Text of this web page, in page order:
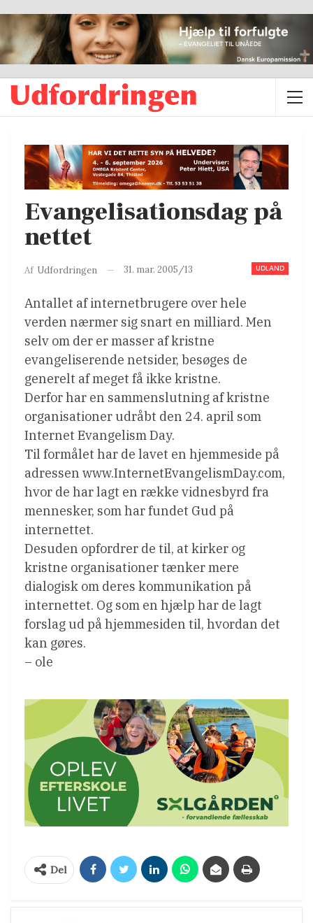
Evangelisationsdag på
nettet
UDLAND
Af Udfordringen 31. mar. 2005/13
Antallet af internetbrugere over hele
verden nærmer sig snart en milliard. Men
selv om der er masser af kristne
evangeliserende netsider, besøges de
generelt af meget få ikke kristne.
Derfor har en sammenslutning af kristne
organisationer udråbt den 24. april som
Internet Evangelism Day.
Til formålet har de lavet en hjemmeside på
adressen www.InternetEvangelismDay.com,
hvor de har lagt en række vidnesbyrd fra
mennesker, som har fundet Gud på
internettet.
Desuden opfordrer de til, at kirker og
kristne organisationer tænker mere
dialogisk om deres kommunikation på
internettet. Og som en hjælp har de lagt
forslag ud på hjemmesiden til, hvordan det
kan gøres.
– ole
Del